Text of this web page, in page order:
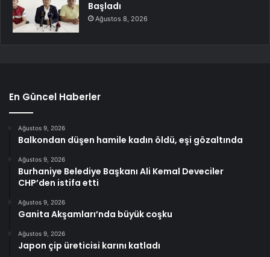
Başladı
Ağustos 8, 2026
En Güncel Haberler
Ağustos 9, 2026
Balkondan düşen hamile kadın öldü, eşi gözaltında
Ağustos 9, 2026
Burhaniye Belediye Başkanı Ali Kemal Deveciler
CHP’den istifa etti
Ağustos 9, 2026
Ganita Akşamları’nda büyük coşku
Ağustos 9, 2026
Japon çip üreticisi karını katladı